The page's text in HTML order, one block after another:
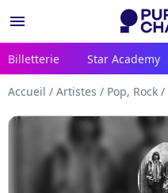
menu
Billetterie Star Academy
Accueil / Artistes / Pop, Rock /